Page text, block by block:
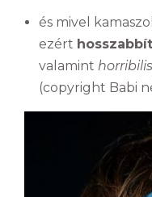
és mivel
ezért
valamint
(copyright Babi